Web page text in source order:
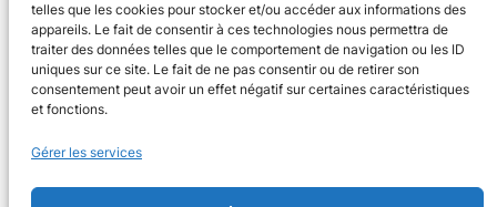
telles que les cookies pour stocker et/ou accéder aux informations des
appareils. Le fait de consentir à ces technologies nous permettra de
traiter des données telles que le comportement de navigation ou les ID
uniques sur ce site. Le fait de ne pas consentir ou de retirer son
consentement peut avoir un effet négatif sur certaines caractéristiques
et fonctions.
Gérer les services
Agenda 24
L'agenda des manifestations et activités en Dordogne
Tous les événements
Plus d’activités
Nos valeurs